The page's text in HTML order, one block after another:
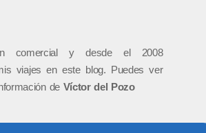
comercial y desde el 2008
viajes en este blog. Puedes ver
de Víctor del Pozo